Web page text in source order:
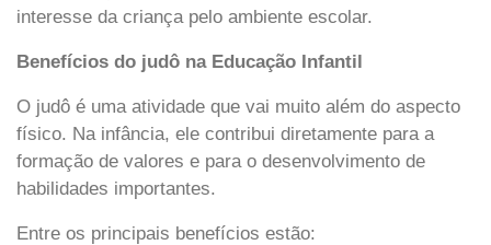
interesse da criança pelo ambiente escolar.
Benefícios do judô na Educação Infantil
O judô é uma atividade que vai muito além do aspecto
físico. Na infância, ele contribui diretamente para a
formação de valores e para o desenvolvimento de
habilidades importantes.
Entre os principais benefícios estão: